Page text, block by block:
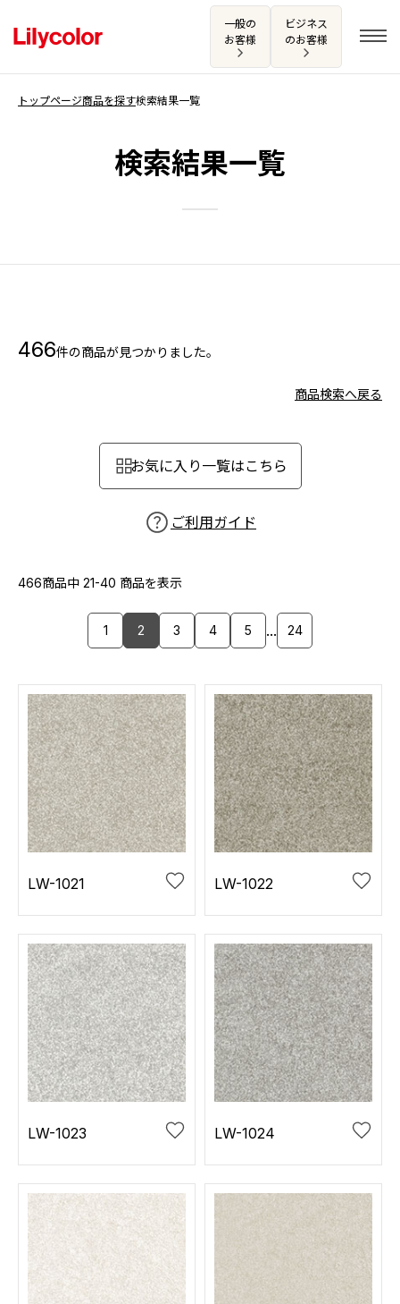
一般の
お客様
ビジネス
のお客様
ログイン・新規会員登録
ブランド・コレクション
壁紙機能性ガイド
新築戸建・マンション
#リリカラのある暮らし
ショールーム
ショールーム トップ
東京ショールーム
福岡ショールーム
横浜ショールーム
広島ショールーム
仙台ショールーム
札幌ショールーム
お客様サポート
お客様サポート トップ
資料ダウンロード
画像ダウンロード
動画一覧
お手入れ便利帳
お役立ち資料
お問い合わせ（一般のお客様）
サンプル・カタログ請求／お問い合わせ（ビジネスのお客様）
よくあるご質問
非住宅案件に関するお問い合わせ
事業紹介
ファシリティソリューション事業
不動産投資開発事業
会社情報
IR情報
採用情報
お知らせプライバシーポリシー サイトマップ関連団体リンク集
EN CN
トップページ商品を探す検索結果一覧
検索結果一覧
466件の商品が見つかりました。
商品検索へ戻る
お気に入り一覧はこちら
ご利用ガイド
466商品中 21-40 商品を表示
1 2 3 4 5 ... 24
LW-1021 LW-1022
LW-1023 LW-1024